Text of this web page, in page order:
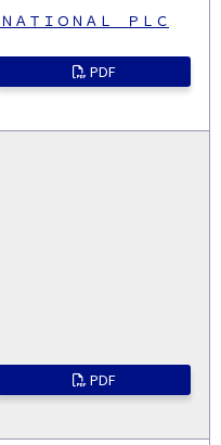
ＡＴＩＯＮＡＬ ＰＬＣ
PDF
PDF